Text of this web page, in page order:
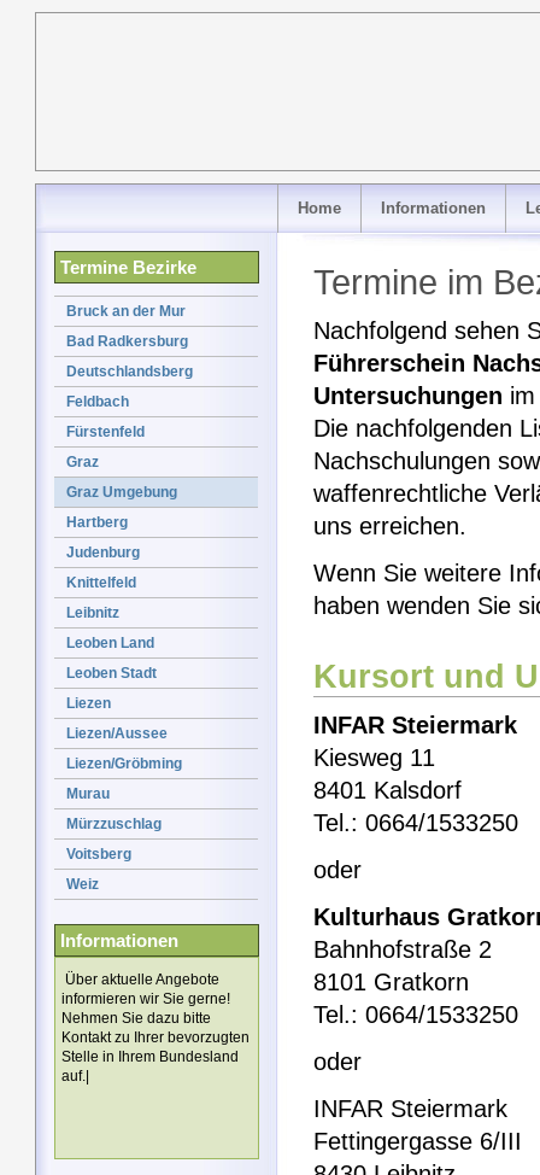
Home Informationen
Termine Bezirke
Bruck an der Mur
Bad Radkersburg
Deutschlandsberg
Feldbach
Fürstenfeld
Graz
Graz Umgebung
Hartberg
Judenburg
Knittelfeld
Leibnitz
Leoben Land
Leoben Stadt
Liezen
Liezen/Aussee
Liezen/Gröbming
Murau
Mürzzuschlag
Voitsberg
Weiz
Informationen
Über aktuelle Angebote
informieren wir Sie gerne!
Nehmen Sie dazu bitte
Kontakt zu Ihrer bevorzugten
Stelle in Ihrem Bundesland
auf.|
Termine im
Nachfolgend sehen
Führerschein
Untersuchungen
Die nachfolgenden
Nachschulungen
waffenrechtliche
uns erreichen.
Wenn Sie weitere
haben wenden Sie
Kursort und
INFAR Steiermark
Kiesweg 11
8401 Kalsdorf
Tel.: 0664/1533250
oder
Kulturhaus
Bahnhofstraße 2
8101 Gratkorn
Tel.: 0664/1533250
oder
INFAR Steiermark
Fettingergasse 6/III